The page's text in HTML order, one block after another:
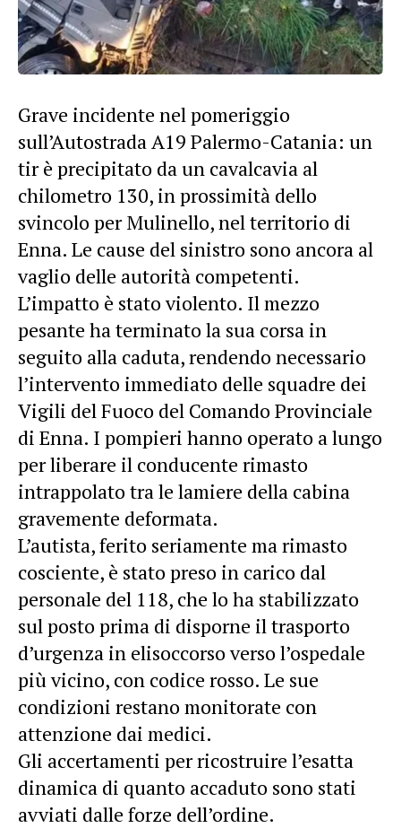
Grave incidente nel pomeriggio
sull’Autostrada A19 Palermo-Catania: un
tir è precipitato da un cavalcavia al
chilometro 130, in prossimità dello
svincolo per Mulinello, nel territorio di
Enna. Le cause del sinistro sono ancora al
vaglio delle autorità competenti.
L’impatto è stato violento. Il mezzo
pesante ha terminato la sua corsa in
seguito alla caduta, rendendo necessario
l’intervento immediato delle squadre dei
Vigili del Fuoco del Comando Provinciale
di Enna. I pompieri hanno operato a lungo
per liberare il conducente rimasto
intrappolato tra le lamiere della cabina
gravemente deformata.
L’autista, ferito seriamente ma rimasto
cosciente, è stato preso in carico dal
personale del 118, che lo ha stabilizzato
sul posto prima di disporne il trasporto
d’urgenza in elisoccorso verso l’ospedale
più vicino, con codice rosso. Le sue
condizioni restano monitorate con
attenzione dai medici.
Gli accertamenti per ricostruire l’esatta
dinamica di quanto accaduto sono stati
avviati dalle forze dell’ordine.